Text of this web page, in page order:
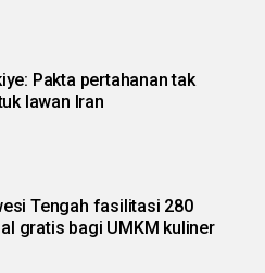
Pakta pertahanan tak
lawan Iran
Tengah fasilitasi 280
gratis bagi UMKM kuliner